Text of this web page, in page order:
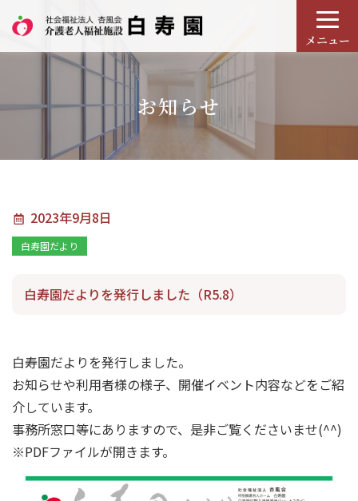
メニュー
お知らせ
2023年9月8日
白寿園だより
白寿園だよりを発行しました（R5.8）
白寿園だよりを発行しました。
お知らせや利用者様の様子、開催イベント内容などをご紹
介しています。
事務所窓口等にありますので、是非ご覧くださいませ(^^)
※PDFファイルが開きます。